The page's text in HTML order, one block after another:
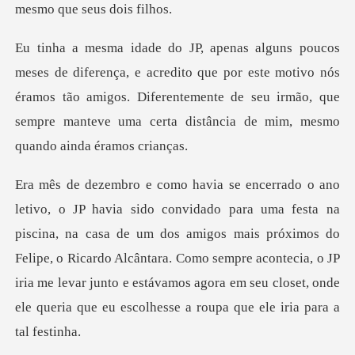
to que por este motivo nós
éramos tão amigos. Diferentemente de seu irmão, que
na casa de um dos amigos mais próximos do
Felipe, o Ricardo Alcântara. Como sempre acontecia, o JP
iria me levar